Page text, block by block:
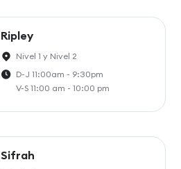
Ripley
Nivel 1 y Nivel 2
D-J 11:00am - 9:30pm
V-S 11:00 am - 10:00 pm
Sifrah